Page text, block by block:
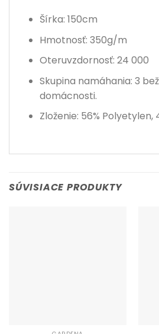
Šírka: 150cm
Hmotnosť: 350g/m
Oteruvzdornosť: 24 000
Skupina namáhania: 3
domácnosti.
Zloženie: 56% Polyetylen,
SÚVISIACE PRODUKTY